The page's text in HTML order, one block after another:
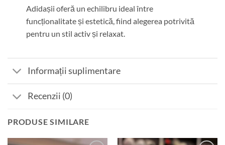
Adidașii oferă un echilibru ideal între
funcționalitate și estetică, fiind alegerea potrivită
pentru un stil activ și relaxat.
Informații suplimentare
Recenzii (0)
PRODUSE SIMILARE